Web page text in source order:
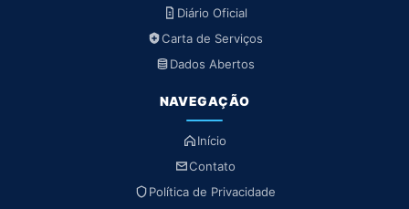
Diário Oficial
Carta de Serviços
Dados Abertos
NAVEGAÇÃO
Início
Contato
Política de Privacidade